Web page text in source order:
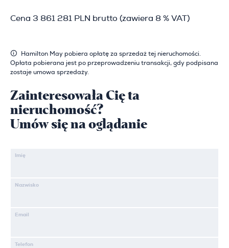
Cena 3 861 281 PLN brutto (zawiera 8 % VAT)
Hamilton May pobiera opłatę za sprzedaż tej nieruchomości.
Opłata pobierana jest po przeprowadzeniu transakcji, gdy podpisana
zostaje umowa sprzedaży.
Zainteresowała Cię ta
nieruchomość?
Umów się na oglądanie
Imię
Nazwisko
Email
Telefon